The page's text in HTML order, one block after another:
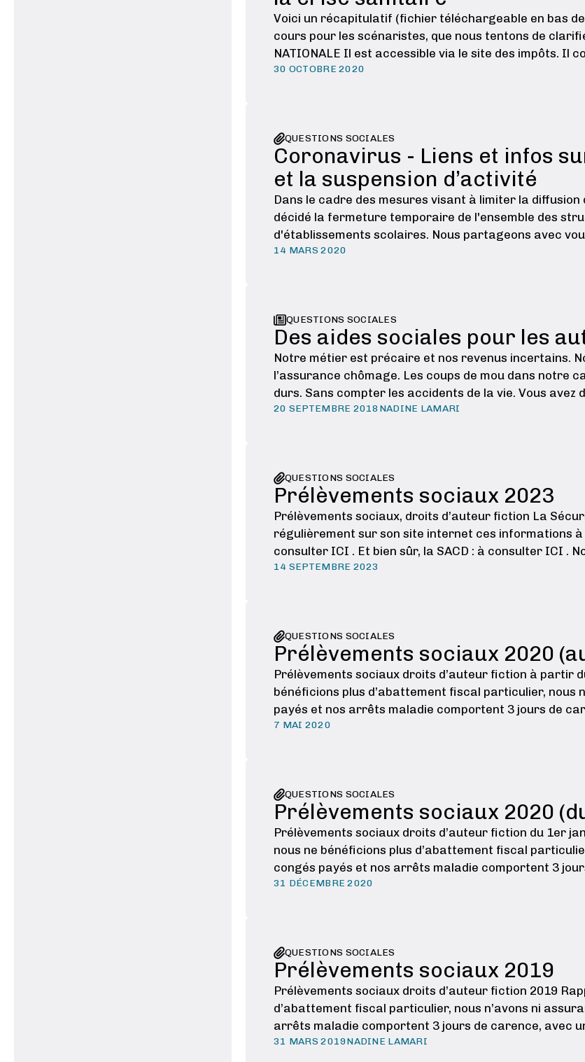
Voici un récapitulatif (fichier téléchargeable en bas
cours pour les scénaristes, que nous tentons de
NATIONALE Il est accessible via le site des impôts. Il
déclarent …
30 OCTOBRE 2020
QUESTIONS SOCIALES
Coronavirus - Liens et infos
et la suspension d’activité
Dans le cadre des mesures visant à limiter la
décidé la fermeture temporaire de l'ensemble des
d'établissements scolaires. Nous partageons avec
des parents …
14 MARS 2020
QUESTIONS SOCIALES
Des aides sociales pour les
Notre métier est précaire et nos revenus incertains.
l’assurance chômage. Les coups de mou dans notre
durs. Sans compter les accidents de la vie. Vous avez
honteux, ni coupable de les …
20 SEPTEMBRE 2018NADINE LAMARI
QUESTIONS SOCIALES
Prélèvements sociaux 2023
Prélèvements sociaux, droits d’auteur fiction La
régulièrement sur son site internet ces informations à
consulter ICI . Et bien sûr, la SACD : à consulter ICI .
complète des …
14 SEPTEMBRE 2023
QUESTIONS SOCIALES
Prélèvements sociaux 2020
Prélèvements sociaux droits d’auteur fiction à partir
bénéficions plus d’abattement fiscal particulier, nous
payés et nos arrêts maladie comportent 3 jours de
d’indemnisation de …
7 MAI 2020
QUESTIONS SOCIALES
Prélèvements sociaux 2020
Prélèvements sociaux droits d’auteur fiction du 1er
nous ne bénéficions plus d’abattement fiscal
congés payés et nos arrêts maladie comportent 3
d’indemnisation de …
31 DÉCEMBRE 2020
QUESTIONS SOCIALES
Prélèvements sociaux 2019
Prélèvements sociaux droits d’auteur fiction 2019
d’abattement fiscal particulier, nous n’avons ni
arrêts maladie comportent 3 jours de carence, avec
45€01 par jour. …
31 MARS 2019NADINE LAMARI